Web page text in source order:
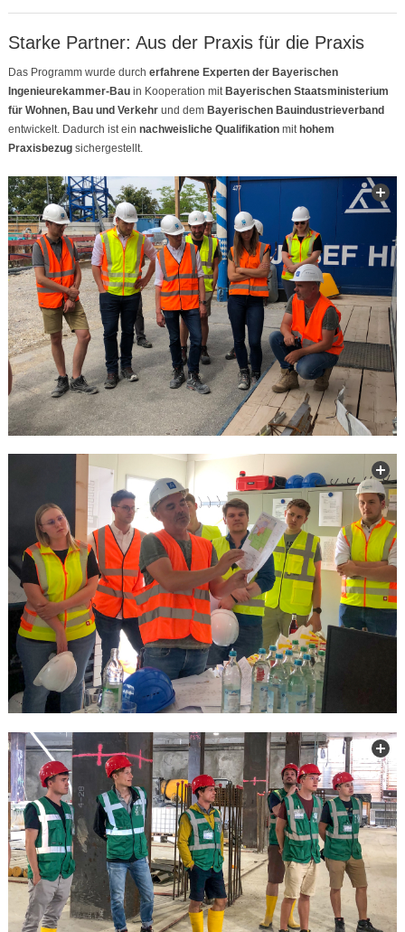
Starke Partner: Aus der Praxis für die Praxis
Das Programm wurde durch erfahrene Experten der Bayerischen
Ingenieurekammer-Bauin Kooperation mit Bayerischen Staatsministerium
für Wohnen, Bau und Verkehr und dem Bayerischen Bauindustrieverband
entwickelt. Dadurch ist ein nachweisliche Qualifikationmit hohem
Praxisbezugsichergestellt.